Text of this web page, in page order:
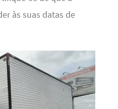
às suas datas de